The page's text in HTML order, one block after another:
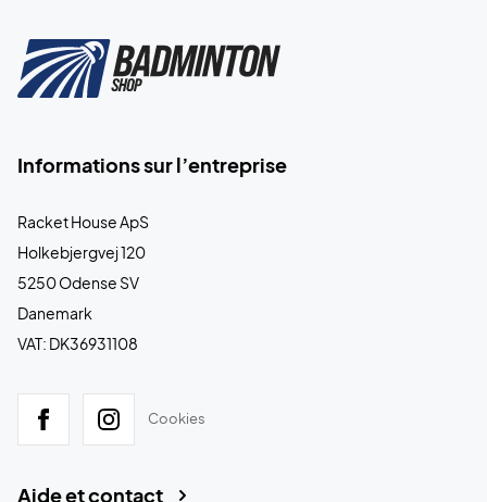
Informations sur l’entreprise
Racket House ApS
Holkebjergvej 120
5250 Odense SV
Danemark
VAT: DK36931108
Cookies
Aide et contact